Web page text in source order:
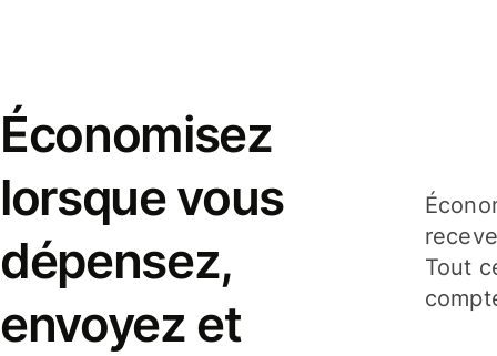
Économisez
lorsque vous
dépensez,
envoyez et
Tout